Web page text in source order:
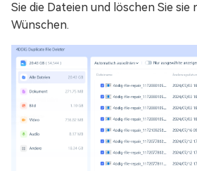
Sie die Dateien und löschen Sie sie
Wünschen.